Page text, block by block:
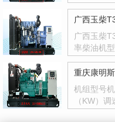
广西玉柴
广西玉柴
率柴油机
重庆康明
机组型号
（KW）